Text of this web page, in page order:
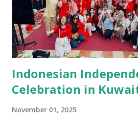
potongan kecil kampung halaman ke
kejauhan, aroma masakan Nusantara
stand bazar berjejer rapi, dihiasi
merah putih, dan senyum ramah para
Indonesian
Celebration in
November 01, 2025